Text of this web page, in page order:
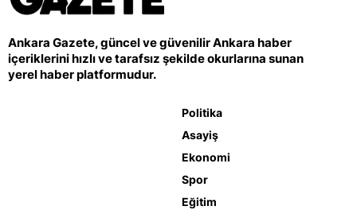
Ankara Gazete, güncel ve güvenilir Ankara haber
içeriklerini hızlı ve tarafsız şekilde okurlarına sunan
yerel haber platformudur.
Politika
Asayiş
Ekonomi
Spor
Eğitim